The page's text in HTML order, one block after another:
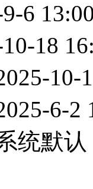
6
18
10-
6-2
统默认